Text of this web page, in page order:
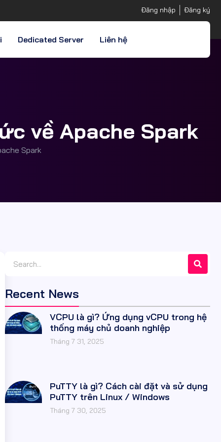
Đăng nhập Đăng ký
Dedicated Server Liên hệ
về Apache Spark
Spark
Recent News
VCPU là gì? Ứng dụng vCPU trong hệ
thống máy chủ doanh nghiệp
Tháng 7 31, 2025
PuTTY là gì? Cách cài đặt và sử dụng
PuTTY trên Linux / Windows
Tháng 7 30, 2025